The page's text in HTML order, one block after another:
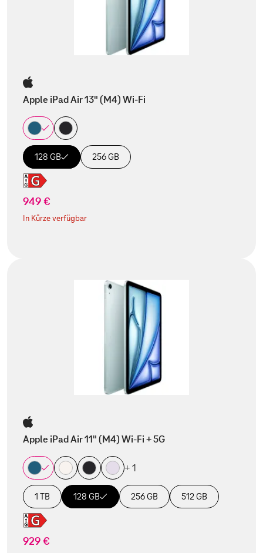
Apple iPad Air 13" (M4) Wi-Fi
128 GB 256 GB
949 €
In Kürze verfügbar
Apple iPad Air 11" (M4) Wi-Fi + 5G
+ 1
1 TB 128 GB 256 GB 512 GB
929 €